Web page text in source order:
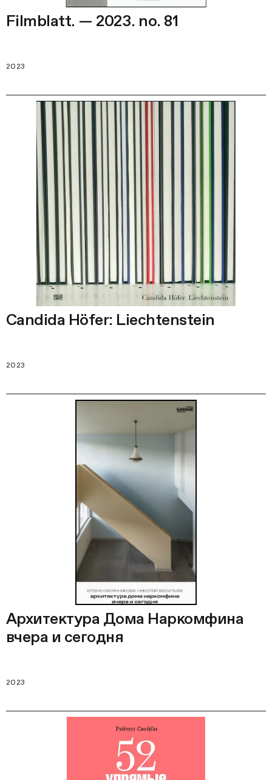
Filmblatt. — 2023. no. 81
2023
Candida Höfer: Liechtenstein
2023
Архитектура Дома Наркомфина
вчера и сегодня
2023